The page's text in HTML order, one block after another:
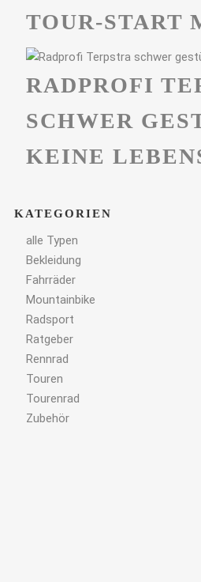
TOUR-START
RADPROFI
SCHWER
KEINE
KATEGORIEN
alle Typen
Bekleidung
Fahrräder
Mountainbike
Radsport
Ratgeber
Rennrad
Touren
Tourenrad
Zubehör